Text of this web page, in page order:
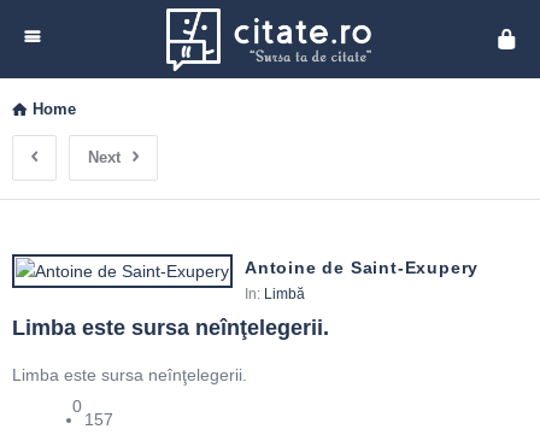
Home
Next
Antoine de Saint-Exupery
In: Limbă
Limba este sursa neînţelegerii.
Limba este sursa neînţelegerii.
0
157